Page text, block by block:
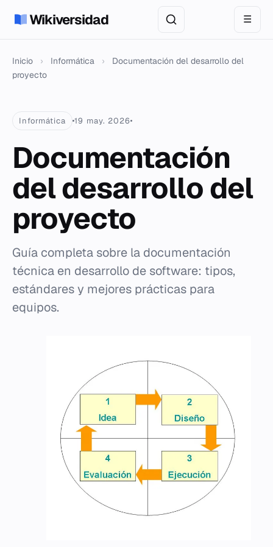
Wikiversidad ☰
Inicio › Informática ›
Documentación del desarrollo del
proyecto
Informática 19 may. 2026
Documentación
del desarrollo del
proyecto
Guía completa sobre la documentación
técnica en desarrollo de software: tipos,
estándares y mejores prácticas para
equipos.